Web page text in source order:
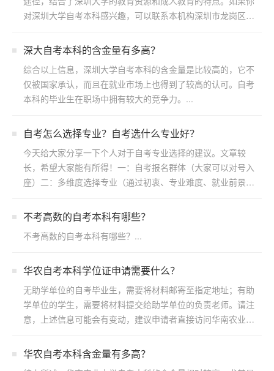
对深圳大学自考本科感兴趣，可以联系本机构深圳市龙岗区浩
​深大自考本科的含金量有多高？
综合以上信息，深圳大学自考本科的含金量是比较高的，它不
仅被国家承认，而且在就业市场上也得到了较高的认可。自考
本科的毕业生在职场中拥有较大的竞争力。...
自考怎么选择专业？自考选什么专业好？
今天给大家分享一下个人对于自考专业选择的建议。文章较
长，希望大家能有所得！一：自考报名群体（大家可以对号入
座）二：多维度选择专业（通过初衷、专业难度、就业前景方
不考高数的自考本科有哪些？
不考高数的自考本科有哪些？...
华农自考本科学位证申请需要什么？
无助学单位的自考毕业生，需要将材料邮寄至指定地址；有助
学单位的学生，需要将材料提交给助学单位的负责老师。请注
意，上述信息可能会有变动，建议申请者直接访问华南农业大
华农自考本科含金量有多高？